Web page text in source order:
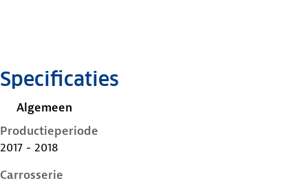
Specificaties
Algemeen
Productieperiode
2017 - 2018
Carrosserie